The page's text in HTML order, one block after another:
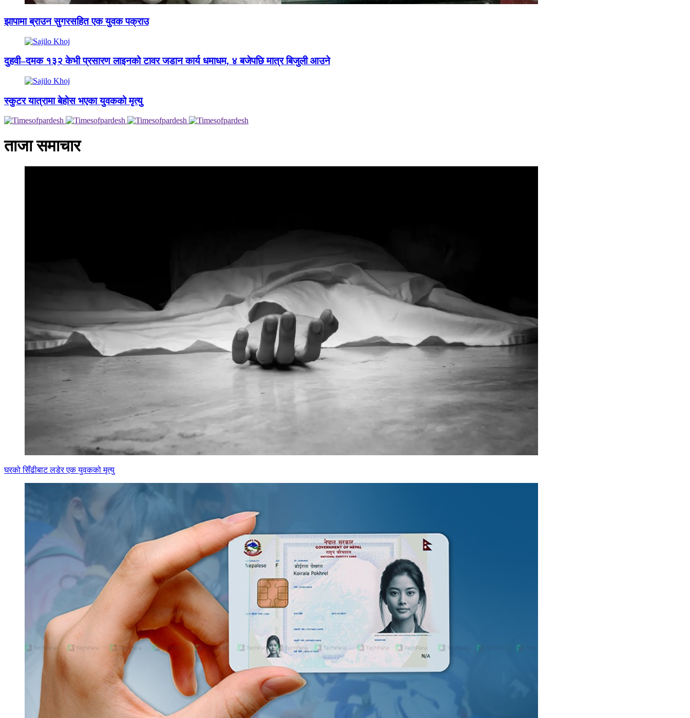
झापामा ब्राउन सुगरसहित एक युवक पक्राउ
दुहवी–दमक १३२ केभी प्रसारण लाइनको टावर जडान कार्य धमाधम, ४ बजेपछि मात्र बिजुली आउने
स्कुटर यात्रामा बेहोस भएका युवकको मृत्यु
ताजा समाचार
घरको सिँढीबाट लडेर एक युवकको मृत्यु